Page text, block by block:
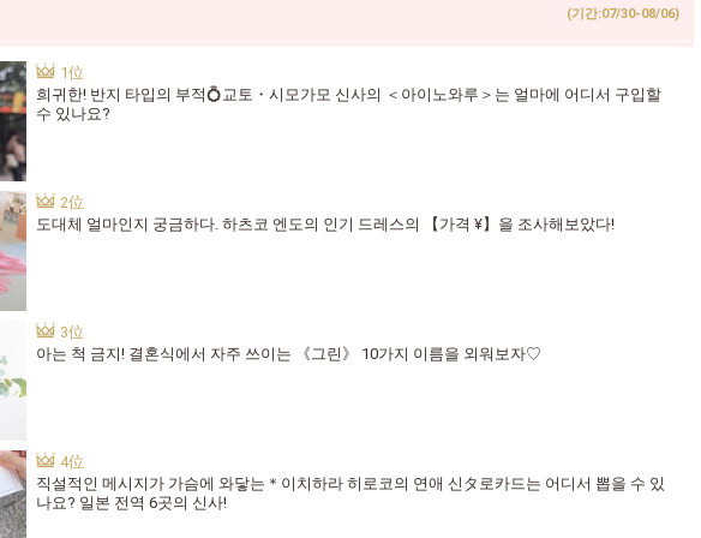
(기간:07/30-08/06)
희귀한! 반지 타입의 부적💍교토・시모가모 신사의 ＜아이노와루＞는 얼마에 어디서 구입할
수 있나요?
도대체 얼마인지 궁금하다. 하츠코 엔도의 인기 드레스의 【가격 ¥】을 조사해보았다!
아는 척 금지! 결혼식에서 자주 쓰이는 《그린》 10가지 이름을 외워보자♡
직설적인 메시지가 가슴에 와닿는＊이치하라 히로코의 연애 신タ로카드는 어디서 뽑을 수 있
나요? 일본 전역 6곳의 신사!